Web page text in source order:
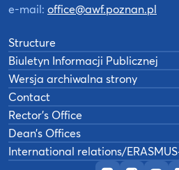
e-mail: office@awf.poznan.pl
Structure
Biuletyn Informacji Publicznej
Wersja archiwalna strony
Contact
Rector’s Office
Dean’s Offices
International relations/